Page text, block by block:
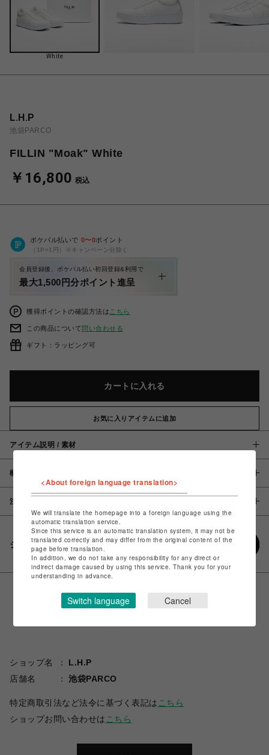
White
L.H.P
池袋PARCO
FILLIN "Moak" White
￥16,800 税込
ポケパル払いで 0〜0ポイント
（1P=1円）※キャンペーン分除く
会員登録後、ポケパル払い初回登録&利用で
最大1,500円分ポイント進呈
獲得ポイントの確認方法は こちら
この商品について問い合わせる
ギフト：ラッピング可
カートに入れる
お気に入りアイテムに追加
アイテム説明 / 素材
概要
注意事項
シェアする
ショップ名
L.H.P
店舗名
池袋PARCO
特定商取引法など法令に基づく表記は こちら
ショップお問い合わせは こちら
<About foreign language translation>
We will translate the homepage into a foreign language using the
automatic translation service.
Since this service is an automatic translation system, it may not be
translated correctly and may differ from the original content of the
page before translation.
In addition, we do not take any responsibility for any direct or
indirect damage caused by using this service. Thank you for your
understanding in advance.
Switch language Cancel